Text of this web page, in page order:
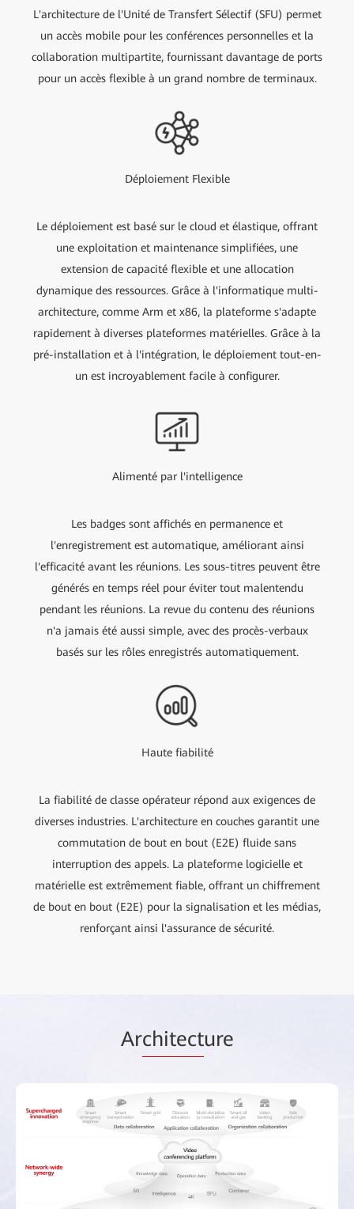
L'architecture de l'Unité de Transfert Sélectif (SFU) permet
un accès mobile pour les conférences personnelles et la
collaboration multipartite, fournissant davantage de ports
pour un accès flexible à un grand nombre de terminaux.
Déploiement Flexible
Le déploiement est basé sur le cloud et élastique, offrant
une exploitation et maintenance simplifiées, une
extension de capacité flexible et une allocation
dynamique des ressources. Grâce à l'informatique multi-
architecture, comme Arm et x86, la plateforme s'adapte
rapidement à diverses plateformes matérielles. Grâce à la
pré-installation et à l'intégration, le déploiement tout-en-
un est incroyablement facile à configurer.
Alimenté par l'intelligence
Les badges sont affichés en permanence et
l'enregistrement est automatique, améliorant ainsi
l'efficacité avant les réunions. Les sous-titres peuvent être
générés en temps réel pour éviter tout malentendu
pendant les réunions. La revue du contenu des réunions
n'a jamais été aussi simple, avec des procès-verbaux
basés sur les rôles enregistrés automatiquement.
Haute fiabilité
La fiabilité de classe opérateur répond aux exigences de
diverses industries. L'architecture en couches garantit une
commutation de bout en bout (E2E) fluide sans
interruption des appels. La plateforme logicielle et
matérielle est extrêmement fiable, offrant un chiffrement
de bout en bout (E2E) pour la signalisation et les médias,
renforçant ainsi l'assurance de sécurité.
Architecture